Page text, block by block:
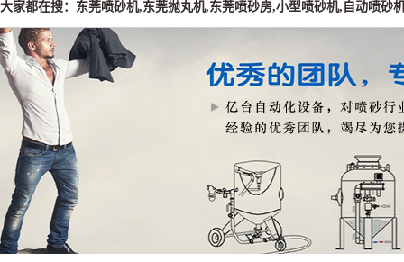
大家都在搜：东莞喷砂机,东莞抛丸机,东莞喷砂房,小型喷砂机,自动喷